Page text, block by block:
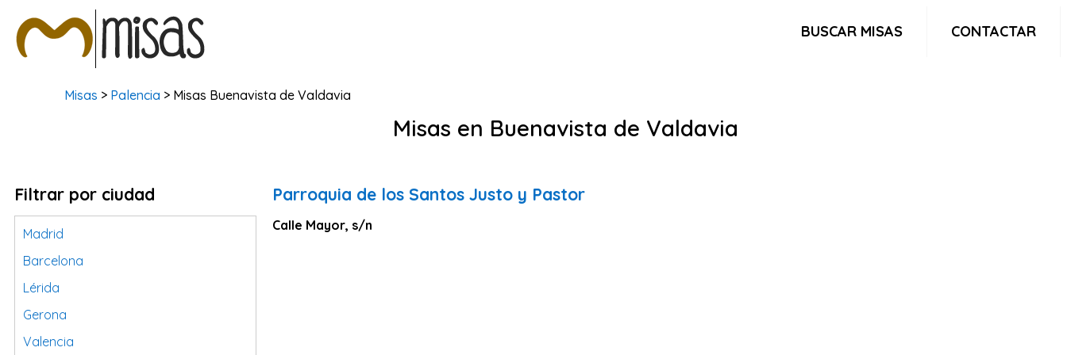
BUSCAR MISAS CONTACTAR
Misas > Palencia > Misas Buenavista de Valdavia
Misas en Buenavista de Valdavia
Filtrar por ciudad
Madrid
Barcelona
Lérida
Gerona
Valencia
Parroquia de los Santos Justo y Pastor
Calle Mayor, s/n